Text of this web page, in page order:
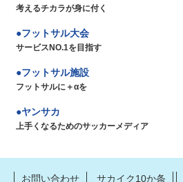
考えるチカラが身に付く
フットサル大会
サービスNO.1を目指す
フットサル施設
フットサルに＋αを
ヤンサカ
上手くなるためのサッカーメディア
お問い合わせ サカイク10か条